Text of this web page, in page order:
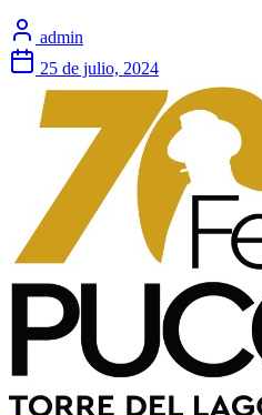
admin
25 de julio, 2024